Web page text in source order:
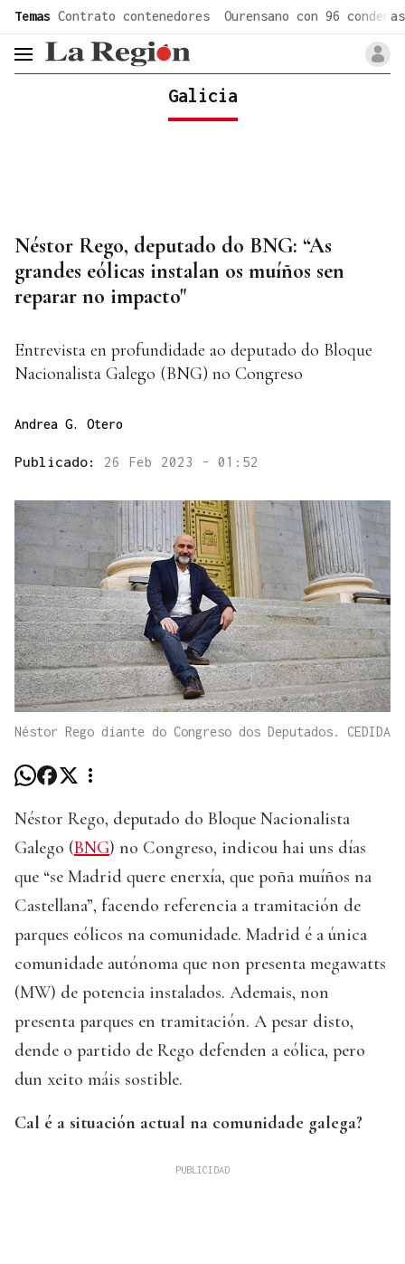
Temas Contrato contenedores Ourensano con 96 condenas
header.menu.open
Galicia
Néstor Rego, deputado do BNG: “As
grandes eólicas instalan os muíños sen
reparar no impacto"
Entrevista en profundidade ao deputado do Bloque
Nacionalista Galego (BNG) no Congreso
Andrea G. Otero
Publicado: 26 Feb 2023 - 01:52
Néstor Rego diante do Congreso dos Deputados. CEDIDA
Néstor Rego, deputado do Bloque Nacionalista
Galego (BNG) no Congreso, indicou hai uns días
que “se Madrid quere enerxía, que poña muíños na
Castellana”, facendo referencia a tramitación de
parques eólicos na comunidade. Madrid é a única
comunidade autónoma que non presenta megawatts
(MW) de potencia instalados. Ademais, non
presenta parques en tramitación. A pesar disto,
dende o partido de Rego defenden a eólica, pero
dun xeito máis sostible.
Cal é a situación actual na comunidade galega?